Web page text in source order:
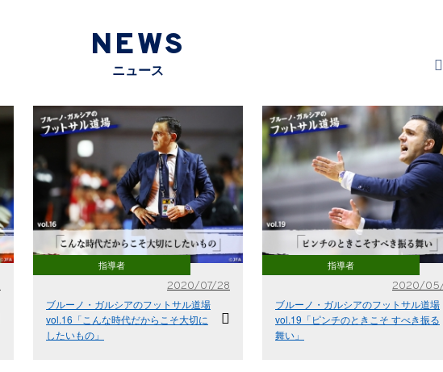
NEWS
ニュース
指導者
2020/07/28
ブルーノ・ガルシアのフットサル道場
vol.16「こんな時代だからこそ大切に
したいもの」
指導者
2020/
ブルーノ・ガルシアのフットサル道場
vol.19「ピンチのときこそ すべき振る
舞い」